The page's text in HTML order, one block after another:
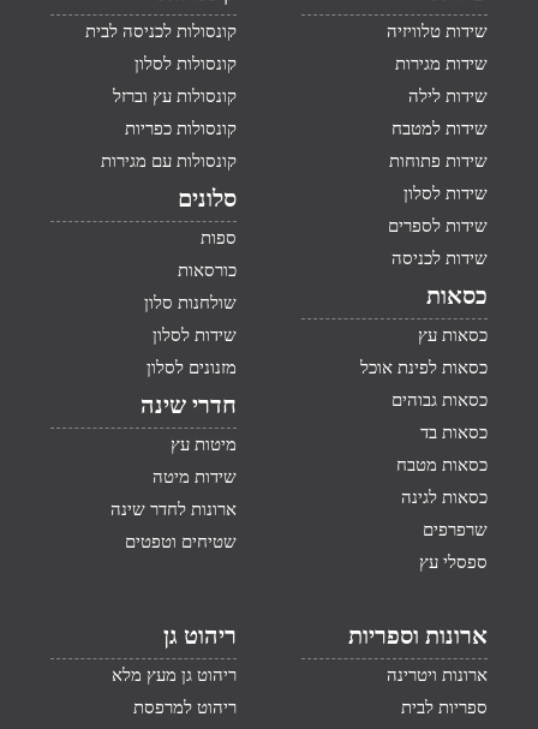
שידות טלוויזיה
שידות מגירות
שידות לילה
שידות למטבח
שידות פתוחות
שידות לסלון
שידות לספרים
שידות לכניסה
כסאות
כסאות עץ
כסאות לפינת אוכל
כסאות גבוהים
כסאות בד
כסאות מטבח
כסאות לגינה
שרפרפים
ספסלי עץ
קונסולות לכניסה לבית
קונסולות לסלון
קונסולות עץ וברזל
קונסולות כפריות
קונסולות עם מגירות
סלונים
ספות
כורסאות
שולחנות סלון
שידות לסלון
מזנונים לסלון
חדרי שינה
מיטות עץ
שידות מיטה
ארונות לחדר שינה
שטיחים וטפטים
ארונות וספריות
ארונות ויטרינה
ספריות לבית
ריהוט גן
ריהוט גן מעץ מלא
ריהוט למרפסת